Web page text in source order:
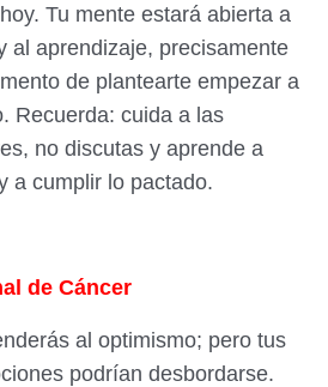
Tu mente estará abierta a
al aprendizaje, precisamente
de plantearte empezar a
Recuerda: cuida a las
no discutas y aprende a
a cumplir lo pactado.
de Cáncer
al optimismo; pero tus
podrían desbordarse.